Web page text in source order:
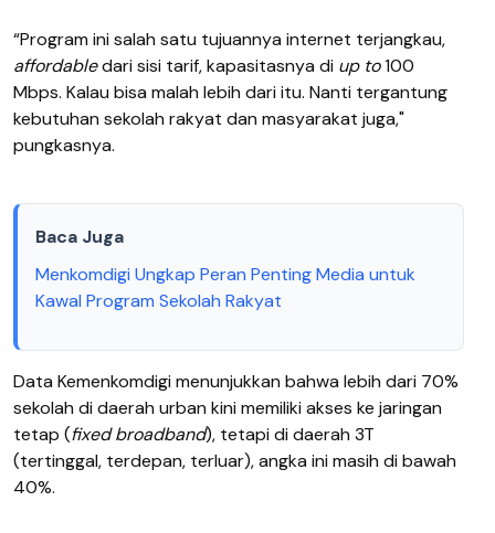
“Program ini salah satu tujuannya internet terjangkau,
affordabledari sisi tarif, kapasitasnya di up to100
Mbps. Kalau bisa malah lebih dari itu. Nanti tergantung
kebutuhan sekolah rakyat dan masyarakat juga,"
pungkasnya.
Baca Juga
Menkomdigi Ungkap Peran Penting Media untuk
Kawal Program Sekolah Rakyat
Data Kemenkomdigi menunjukkan bahwa lebih dari 70%
sekolah di daerah urban kini memiliki akses ke jaringan
tetap (fixed broadband), tetapi di daerah 3T
(tertinggal, terdepan, terluar), angka ini masih di bawah
40%.